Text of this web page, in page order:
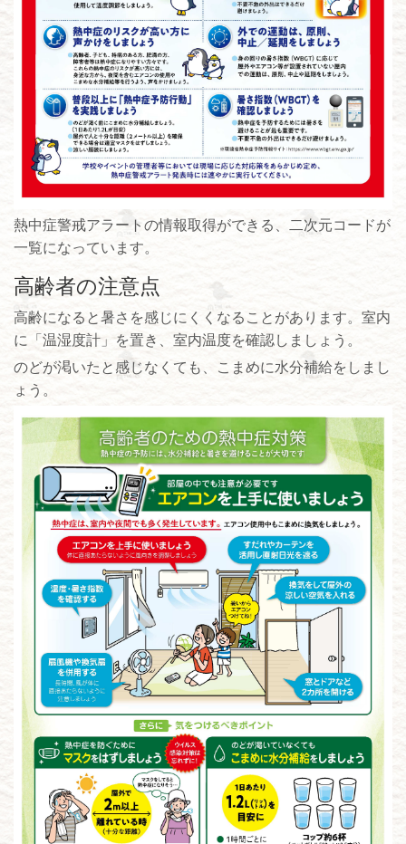
熱中症警戒アラートの情報取得ができる、二次元コードが
一覧になっています。
高齢者の注意点
高齢になると暑さを感じにくくなることがあります。室内
に「温湿度計」を置き、室内温度を確認しましょう。
のどが渇いたと感じなくても、こまめに水分補給をしまし
ょう。